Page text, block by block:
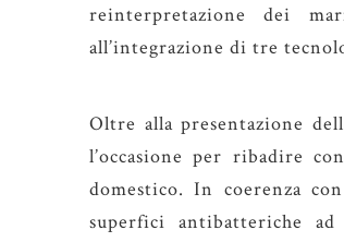
reinterpretazione dei
all’integrazione di tre
Oltre alla presentazione
l’occasione per ribadire
domestico. In coerenza
superfici antibatteriche